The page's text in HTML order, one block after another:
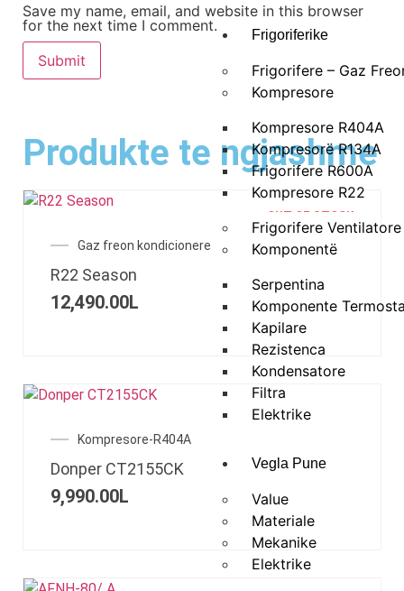
Frigoriferike
Frigorifere – Gaz
Kompresore
Kompresore R404A
Kompresorë R134A
Frigorifere R600A
Kompresore R22
Frigorifere Ventilatore
Komponentë
Serpentina
Komponente
Kapilare
Rezistenca
Kondensatore
Filtra
Elektrike
Vegla Pune
Value
Materiale
Mekanike
Elektrike
Save my name, email, and website in this browser
for the next time I comment.
Produkte te ngjashme
OUT OF STOCK
Gaz freon kondicionere
R22 Season
12,490.00L
Kompresore-R404A
Donper CT2155CK
9,990.00L